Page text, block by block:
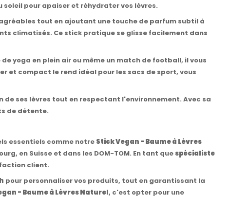
pour apaiser et réhydrater vos lèvres.
tout en ajoutant une touche de parfum subtil à
climatisés. Ce stick pratique se glisse facilement dans
yoga en plein air ou même un match de football, il vous
compact le rend idéal pour les sacs de sport, vous
ses lèvres tout en respectant l'environnement. Avec sa
de détente.
essentiels comme notre Stick Vegan - Baume à Lèvres
en Suisse et dans les DOM-TOM. En tant quespécialiste
client.
pour personnaliser vos produits, tout en garantissant la
- Baume à Lèvres Naturel, c'est opter pour une